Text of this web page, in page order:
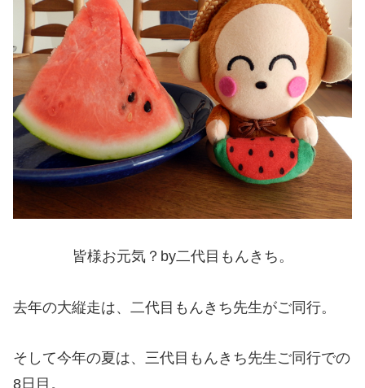
皆様お元気？by二代目もんきち。
去年の大縦走は、二代目もんきち先生がご同行。
そして今年の夏は、三代目もんきち先生ご同行での
8日目。